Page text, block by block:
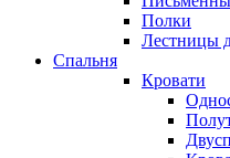
Полки
Лестницы
Спальня
Кровати